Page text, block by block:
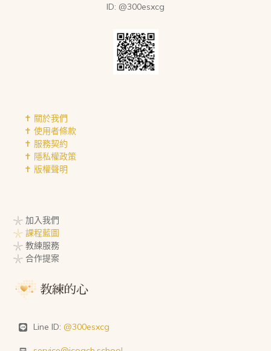
ID: @300esxcg
✝︎ 關於我們
✝︎ 使用者條款
✝︎ 服務契約
✝︎ 隱私權政策
✝︎ 版權聲明
𓇼 加入我們
𓇼 課程藍圖
𓇼 教練服務
𓇼 合作提案
Line ID: @300esxcg